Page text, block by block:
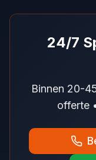
24/7
Binnen 20-
offerte